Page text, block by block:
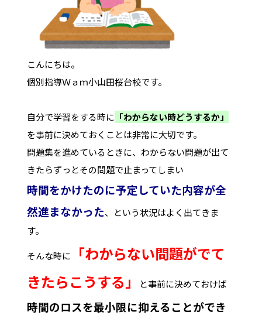
こんにちは。
個別指導Ｗａｍ小山田桜台校です。
自分で学習をする時に 「わからない時どうするか」
を事前に決めておくことは非常に大切です。
問題集を進めているときに、わからない問題が出て
きたらずっとその問題で止まってしまい
時間をかけたのに予定していた内容が全
然進まなかった、という状況はよく出てきま
す。
そんな時に
「わからない問題がでて
きたらこうする」
と事前に決めておけば
時間のロスを最小限に抑えることができ